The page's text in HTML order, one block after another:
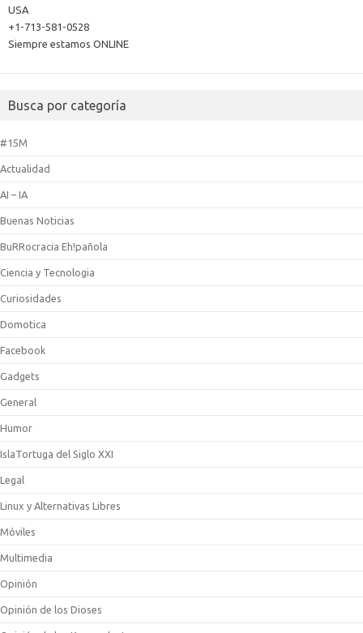
USA
+1-713-581-0528
Siempre estamos ONLINE
Busca por categoría
#15M
Actualidad
AI – IA
Buenas Noticias
BuRRocracia Eh!pañola
Ciencia y Tecnologia
Curiosidades
Domotica
Facebook
Gadgets
General
Humor
IslaTortuga del Siglo XXI
Legal
Linux y Alternativas Libres
Móviles
Multimedia
Opinión
Opinión de los Dioses